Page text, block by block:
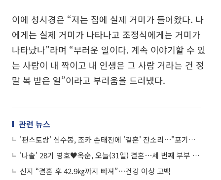
이에 성시경은 “저는 집에 실제 거미가 들어왔다. 나
에게는 실제 거미가 나타나고 조정식에게는 거미가
나타났나”라며 “부러운 일이다. 계속 이야기할 수 있
는 사람이 내 짝이고 내 인생은 그 사람 거라는 건 정
말 복 받은 일”이라고 부러움을 드러냈다.
관련 뉴스
'편스토랑' 심수봉, 조카 손태진에 '결혼' 잔소리⋯"포기하니 남편 바뀌어"
'나솔' 28기 영호♥옥순, 오늘(31일) 결혼⋯세 번째 부부 탄생 '역대급 기수'
신지 “결혼 후 42.9㎏까지 빠져”⋯건강 이상 고백